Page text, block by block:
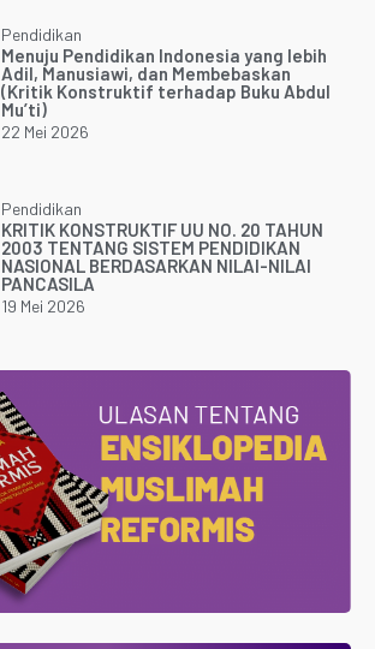
Pendidikan
Menuju Pendidikan Indonesia yang lebih
Adil, Manusiawi, dan Membebaskan
(Kritik Konstruktif terhadap Buku Abdul
Mu’ti)
22 Mei 2026
Pendidikan
KRITIK KONSTRUKTIF UU NO. 20 TAHUN
2003 TENTANG SISTEM PENDIDIKAN
NASIONAL BERDASARKAN NILAI-NILAI
PANCASILA
19 Mei 2026